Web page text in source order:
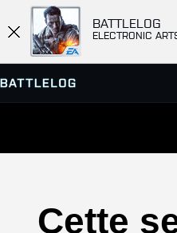
BATTLELOG
ELECTRONIC
Cette